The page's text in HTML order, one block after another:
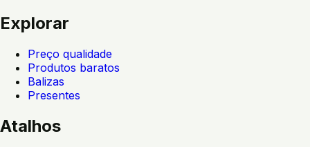
Explorar
Preço qualidade
Produtos baratos
Balizas
Presentes
Atalhos